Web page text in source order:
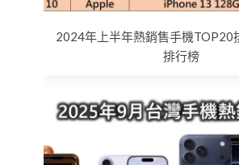
2024年上半年熱銷售手機TOP20
排行榜